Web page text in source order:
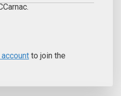
to join the